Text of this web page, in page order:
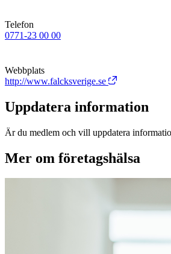
Telefon
0771-23 00 00
Webbplats
http://www.falcksverige.se
Uppdatera information
Är du medlem och vill uppdatera
Mer om företagshälsa